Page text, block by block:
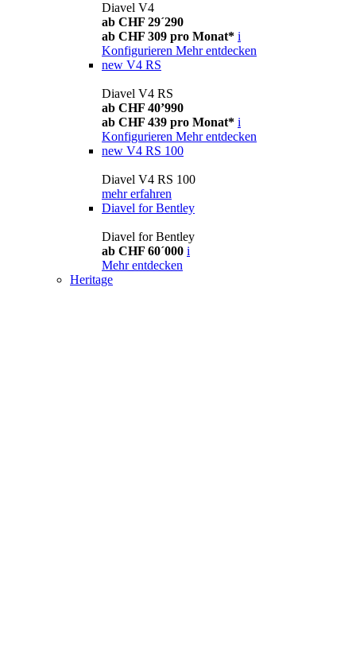
Diavel V4
ab CHF 29´290
ab CHF 309 pro Monat* i
Konfigurieren Mehr entdecken
new V4 RS
Diavel V4 RS
ab CHF 40’990
ab CHF 439 pro Monat* i
Konfigurieren Mehr entdecken
new V4 RS 100
Diavel V4 RS 100
mehr erfahren
Diavel for Bentley
Diavel for Bentley
ab CHF 60´000 i
Mehr entdecken
Heritage